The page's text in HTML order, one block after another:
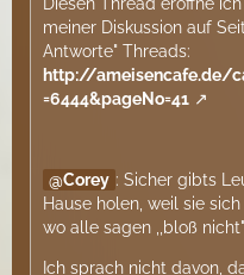
meiner Diskussion auf
Antworte" Threads:
http://ameisencafe.de/
=6444&pageNo=41
Corey : Sicher gibts
Hause holen, weil sie
wo alle sagen ,,bloß
Ich sprach nicht davon,